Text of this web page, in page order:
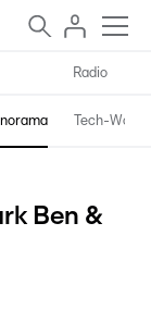
Radio
Tech-World
Ben &